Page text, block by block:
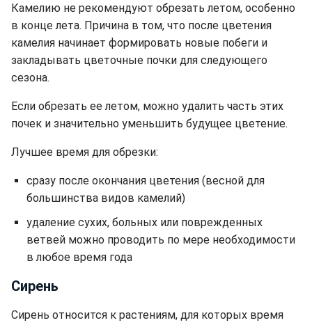
Камелию не рекомендуют обрезать летом, особенно
в конце лета. Причина в том, что после цветения
камелия начинает формировать новые побеги и
закладывать цветочные почки для следующего
сезона.
Если обрезать ее летом, можно удалить часть этих
почек и значительно уменьшить будущее цветение.
Лучшее время для обрезки:
сразу после окончания цветения (весной для
большинства видов камелий)
удаление сухих, больных или поврежденных
ветвей можно проводить по мере необходимости
в любое время года
Сирень
Сирень относится к растениям, для которых время